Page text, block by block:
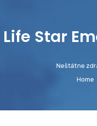
Life Star
Neštátne
Home